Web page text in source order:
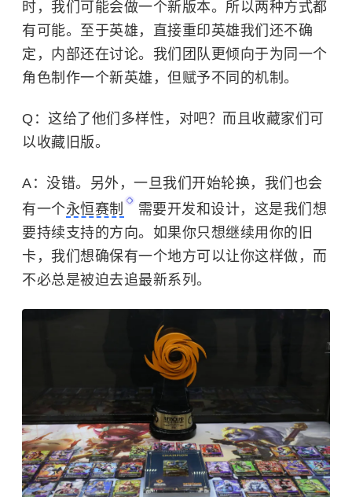
时，我们可能会做一个新版本。所以两种方式都
有可能。至于英雄，直接重印英雄我们还不确
定，内部还在讨论。我们团队更倾向于为同一个
角色制作一个新英雄，但赋予不同的机制。
Q：这给了他们多样性，对吧？而且收藏家们可
以收藏旧版。
A：没错。另外，一旦我们开始轮换，我们也会
有一个永恒赛制
需要开发和设计，这是我们想
要持续支持的方向。如果你只想继续用你的旧
卡，我们想确保有一个地方可以让你这样做，而
不必总是被迫去追最新系列。